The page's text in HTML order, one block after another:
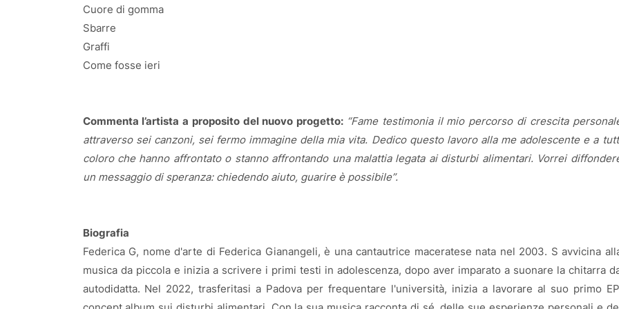
Cuore di gomma
Sbarre
Graffi
Come fosse ieri
Commenta l’artista a proposito del nuovo progetto: “Fame testimonia il mio percorso di crescita
attraverso sei canzoni, sei fermo immagine della mia vita. Dedico questo lavoro alla me adolescente e a
coloro che hanno affrontato o stanno affrontando una malattia legata ai disturbi alimentari. Vorrei
un messaggio di speranza: chiedendo aiuto, guarire è possibile”.
Biografia
Federica G, nome d'arte di Federica Gianangeli, è una cantautrice maceratese nata nel 2003. S avvicina
musica da piccola e inizia a scrivere i primi testi in adolescenza, dopo aver imparato a suonare la chitarra
autodidatta. Nel 2022, trasferitasi a Padova per frequentare l'università, inizia a lavorare al suo primo